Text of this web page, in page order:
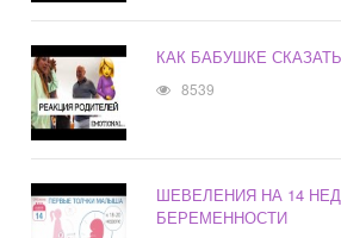
КАК БАБУШКЕ
8539
ШЕВЕЛЕНИЯ НА 14
БЕРЕМЕННОСТИ